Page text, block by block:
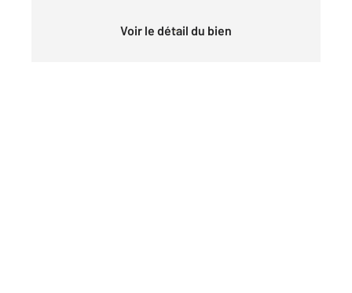
Voir le détail du bien